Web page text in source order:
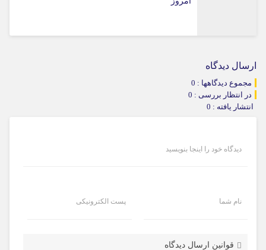
ارسال دیدگاه
مجموع دیدگاهها : 0
در انتظار بررسی : 0
انتشار یافته : 0
دیدگاه خود را اینجا بنویسید
نام شما پست الکترونیکی
قوانین ارسال دیدگاه